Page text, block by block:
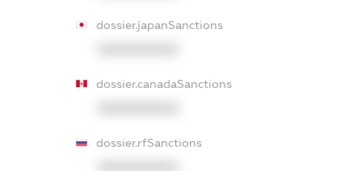
dossier.japanSanctions
dossier.canadaSanctions
dossier.rfSanctions